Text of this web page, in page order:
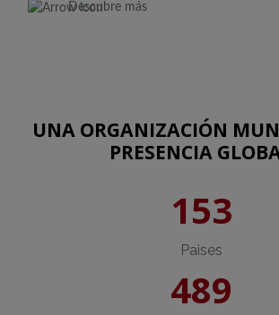
Descubre más
UNA ORGANIZACIÓN
PRESENCIA
153
Paises
489